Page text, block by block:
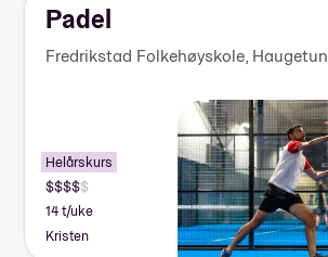
Padel
Fredrikstad Folkehøyskole, Haugetun
Helårskurs
14 t/uke
Kristen